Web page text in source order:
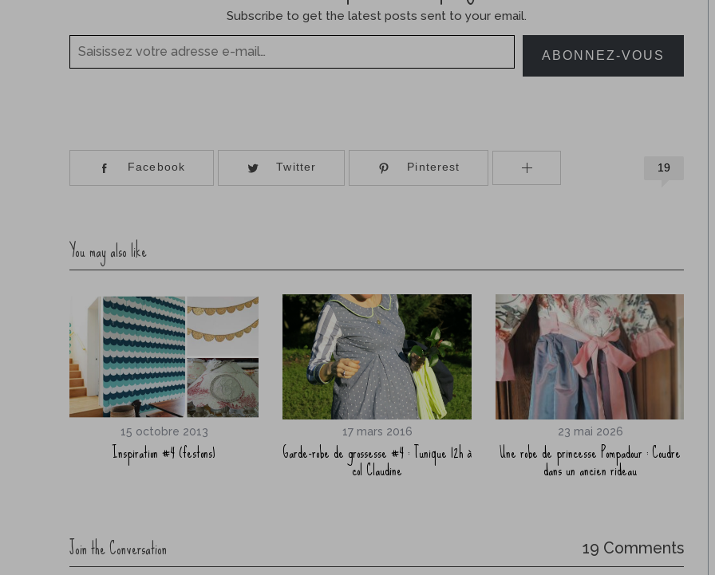
Subscribe to get the latest posts sent to your email.
Saisissez votre adresse e-mail…
ABONNEZ-VOUS
19
Facebook Twitter Pinterest
You may also like
15 octobre 2013
Inspiration #4 (festons)
17 mars 2016
Garde-robe de grossesse #4 : Tunique 12h à
col Claudine
23 mai 2026
Une robe de princesse Pompadour : Coudre
dans un ancien rideau
Join the Conversation 19 Comments